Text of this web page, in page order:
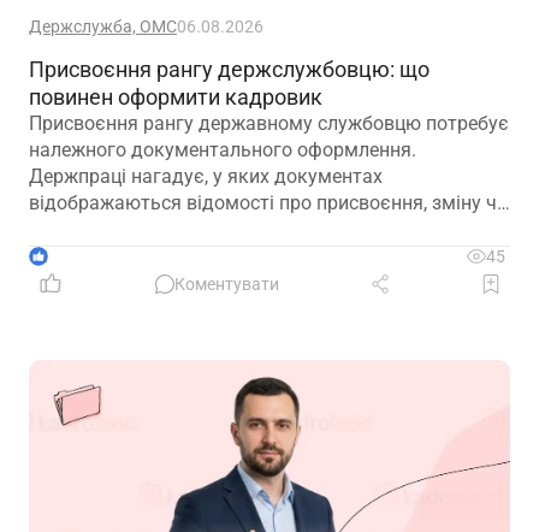
Держслужба, ОМС06.08.2026
Присвоєння рангу держслужбовцю: що
повинен оформити кадровик
Присвоєння рангу державному службовцю потребує
належного документального оформлення.
Держпраці нагадує, у яких документах
відображаються відомості про присвоєння, зміну чи
1
45
Коментувати